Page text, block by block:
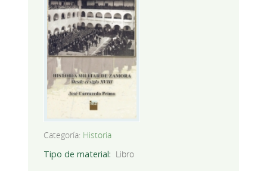
Categoría: Historia
Tipo de material
Libro